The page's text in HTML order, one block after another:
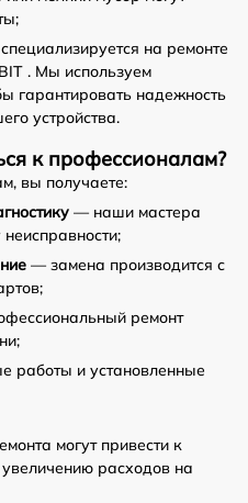
на ремонте
. Мы используем
гарантировать надежность
устройства.
к профессионалам?
вы получаете:
— наши мастера
— замена производится с
ремонт
работы и установленные
могут привести к
расходов на